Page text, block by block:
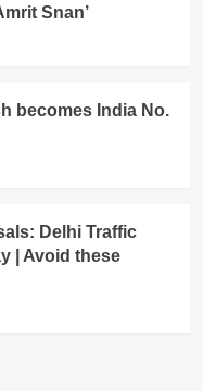
Snan’
becomes India No.
Delhi Traffic
| Avoid these